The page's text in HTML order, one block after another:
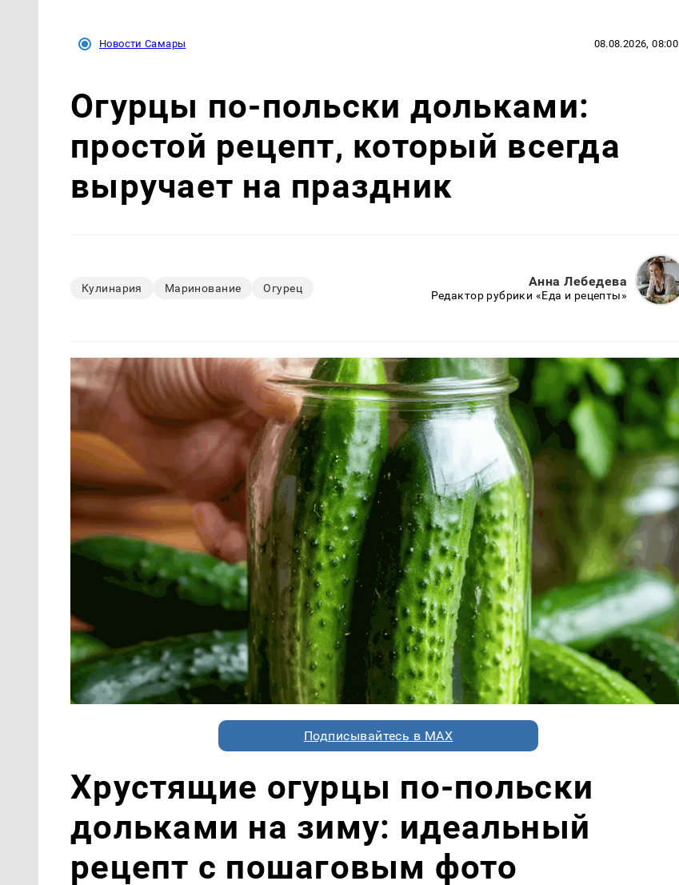
Новости Самары 08.08.2026, 08:00
Огурцы по‑польски дольками:
простой рецепт, который всегда
выручает на праздник
Кулинария Маринование Огурец Анна Лебедева
Редактор рубрики «Еда и рецепты»
Подписывайтесь в MAX
Хрустящие огурцы по-польски
дольками на зиму: идеальный
рецепт с пошаговым фото